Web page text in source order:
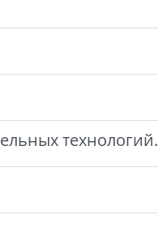
технологий.